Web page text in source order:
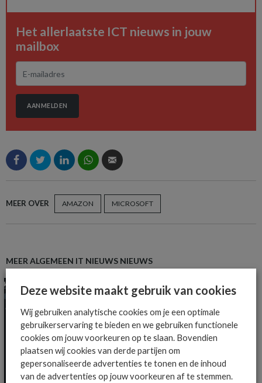
Het allerlaatste ICT nieuws in jouw
mailbox
AANMELDEN
MEER OVER AMAZON MICROSOFT
MEER ALGEMEEN IT NIEUWS NIEUWS
Deze website maakt gebruik van cookies
Wij gebruiken analytische cookies om je een optimale
gebruikerservaring te bieden en we gebruiken functionele
cookies om jouw voorkeuren op te slaan. Bovendien
plaatsen wij cookies van derde partijen om
gepersonaliseerde advertenties te tonen en de inhoud
van de advertenties op jouw voorkeuren af te stemmen.